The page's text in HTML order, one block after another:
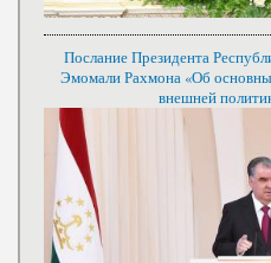
Послание Президента
Эмомали Рахмона «Об
внешней